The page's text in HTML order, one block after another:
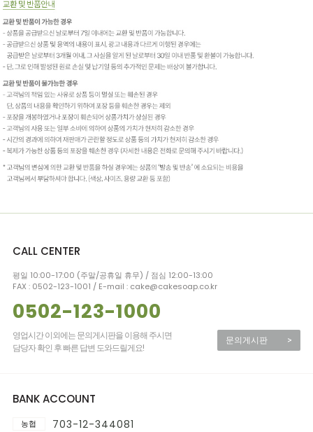
CALL CENTER
평일 10:00-17:00 (주말/공휴일 휴무) / 점심 12:00-13:00
FAX : 0502-123-1001 / E-mail : cake@cakesoap.co.kr
0502-123-1000
영업시간 이외에는 문의게시판을 이용해 주시면
담당자 확인 후 빠른 답변 도와드릴게요!
문의게시판 >
BANK ACCOUNT
농협 703-12-344081